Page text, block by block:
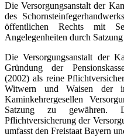
Die Versorgungsanstalt der
des
öffentlichen Rechts mit
Angelegenheiten durch
Die Versorgungsanstalt der
Gründung der
(2002) als reine
Witwern und Waisen der
Kaminkehrergesellen
Satzung zu gewähren.
Pflichtversicherung der
umfasst den Freistaat Bayern